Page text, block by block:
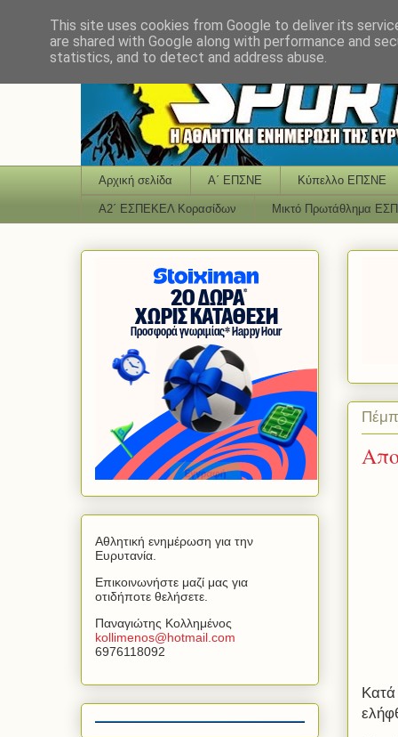
Αρχική σελίδα Α΄ ΕΠΣΝΕ Κύπελλο ΕΠΣΝΕ
Α2΄ ΕΣΠΕΚΕΛ Κορασίδων Μικτό Πρωτάθλημα
Αθλητική ενημέρωση για την
Ευρυτανία.
Επικοινωνήστε μαζί μας για
οτιδήποτε θελήσετε.
Παναγιώτης Κολλημένος
kollimenos@hotmail com
6976118092
This site uses cookies from Google to deliver its
are shared with Google along with performance and
statistics, and to detect and address abuse.